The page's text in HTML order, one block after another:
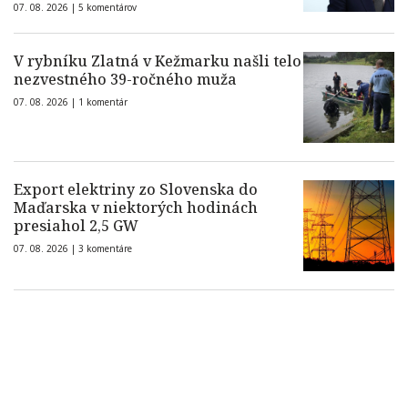
07. 08. 2026 | 5 komentárov
V rybníku Zlatná v Kežmarku našli telo
nezvestného 39-ročného muža
07. 08. 2026 | 1 komentár
Export elektriny zo Slovenska do
Maďarska v niektorých hodinách
presiahol 2,5 GW
07. 08. 2026 | 3 komentáre